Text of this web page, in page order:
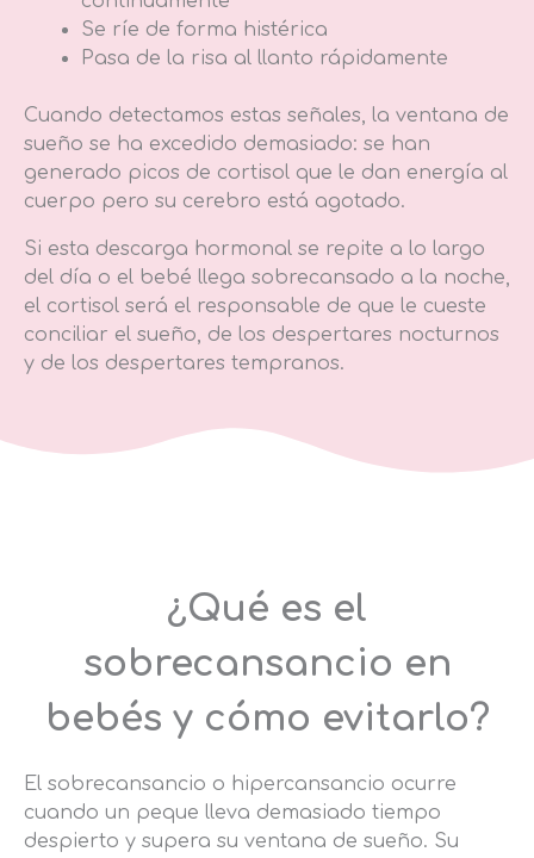
Se ríe de forma histérica
Pasa de la risa al llanto rápidamente
Cuando detectamos estas señales, la ventana de
sueño se ha excedido demasiado: se han
generado picos de cortisol que le dan energía al
cuerpo pero su cerebro está agotado.
Si esta descarga hormonal se repite a lo largo
del día o el bebé llega sobrecansado a la noche,
el cortisol será el responsable de que le cueste
conciliar el sueño, de los despertares nocturnos
y de los despertares tempranos.
¿Qué es el
sobrecansancio en
bebés y cómo evitarlo?
El sobrecansancio o hipercansancio ocurre
cuando un peque lleva demasiado tiempo
despierto y supera su ventana de sueño. Su